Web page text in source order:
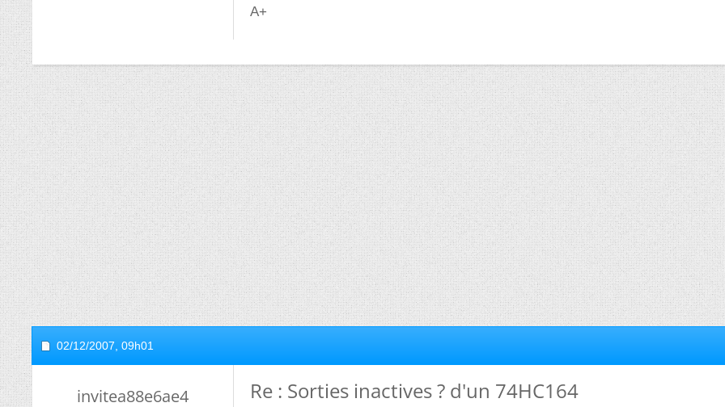
A+
02/12/2007, 09h01
invitea88e6ae4 Re : Sorties inactives ? d'un 74HC164